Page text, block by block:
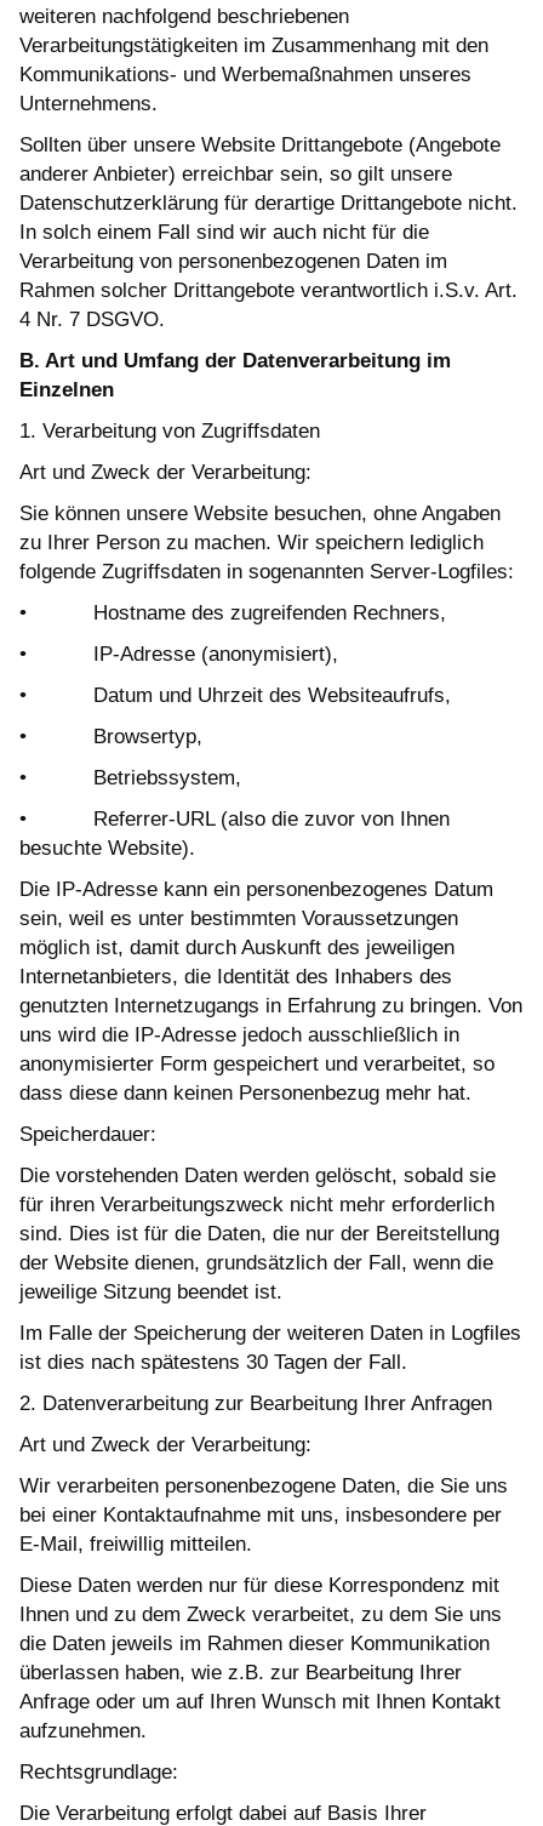
weiteren nachfolgend beschriebenen
Verarbeitungstätigkeiten im Zusammenhang mit den
Kommunikations- und Werbemaßnahmen unseres
Unternehmens.
Sollten über unsere Website Drittangebote (Angebote
anderer Anbieter) erreichbar sein, so gilt unsere
Datenschutzerklärung für derartige Drittangebote nicht.
In solch einem Fall sind wir auch nicht für die
Verarbeitung von personenbezogenen Daten im
Rahmen solcher Drittangebote verantwortlich i.S.v. Art.
4 Nr. 7 DSGVO.
B. Art und Umfang der Datenverarbeitung im
Einzelnen
1. Verarbeitung von Zugriffsdaten
Art und Zweck der Verarbeitung:
Sie können unsere Website besuchen, ohne Angaben
zu Ihrer Person zu machen. Wir speichern lediglich
folgende Zugriffsdaten in sogenannten Server-Logfiles:
• Hostname des zugreifenden Rechners,
• IP-Adresse (anonymisiert),
• Datum und Uhrzeit des Websiteaufrufs,
• Browsertyp,
• Betriebssystem,
• Referrer-URL (also die zuvor von Ihnen
besuchte Website).
Die IP-Adresse kann ein personenbezogenes Datum
sein, weil es unter bestimmten Voraussetzungen
möglich ist, damit durch Auskunft des jeweiligen
Internetanbieters, die Identität des Inhabers des
genutzten Internetzugangs in Erfahrung zu bringen. Von
uns wird die IP-Adresse jedoch ausschließlich in
anonymisierter Form gespeichert und verarbeitet, so
dass diese dann keinen Personenbezug mehr hat.
Speicherdauer:
Die vorstehenden Daten werden gelöscht, sobald sie
für ihren Verarbeitungszweck nicht mehr erforderlich
sind. Dies ist für die Daten, die nur der Bereitstellung
der Website dienen, grundsätzlich der Fall, wenn die
jeweilige Sitzung beendet ist.
Im Falle der Speicherung der weiteren Daten in Logfiles
ist dies nach spätestens 30 Tagen der Fall.
2. Datenverarbeitung zur Bearbeitung Ihrer Anfragen
Art und Zweck der Verarbeitung:
Wir verarbeiten personenbezogene Daten, die Sie uns
bei einer Kontaktaufnahme mit uns, insbesondere per
E-Mail, freiwillig mitteilen.
Diese Daten werden nur für diese Korrespondenz mit
Ihnen und zu dem Zweck verarbeitet, zu dem Sie uns
die Daten jeweils im Rahmen dieser Kommunikation
überlassen haben, wie z.B. zur Bearbeitung Ihrer
Anfrage oder um auf Ihren Wunsch mit Ihnen Kontakt
aufzunehmen.
Rechtsgrundlage:
Die Verarbeitung erfolgt dabei auf Basis Ihrer